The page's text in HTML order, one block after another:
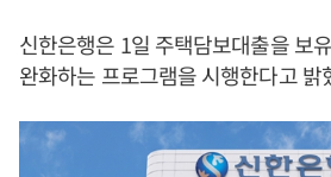
신한은행은 1일 주택담보대출을 보
완화하는 프로그램을 시행한다고 밝